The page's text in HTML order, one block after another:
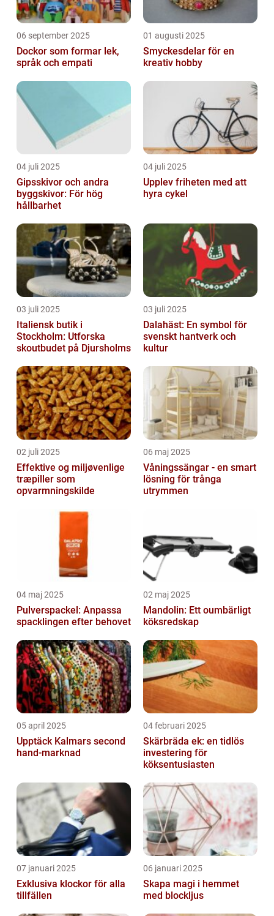
06 september 2025
Dockor som formar lek,
språk och empati
01 augusti 2025
Smyckesdelar för en
kreativ hobby
04 juli 2025
Gipsskivor och andra
byggskivor: För hög
hållbarhet
04 juli 2025
Upplev friheten med att
hyra cykel
03 juli 2025
Italiensk butik i
Stockholm: Utforska
skoutbudet på Djursholms
03 juli 2025
Dalahäst: En symbol för
svenskt hantverk och
kultur
02 juli 2025
Effektive og miljøvenlige
træpiller som
opvarmningskilde
06 maj 2025
Våningssängar - en smart
lösning för trånga
utrymmen
04 maj 2025
Pulverspackel: Anpassa
spacklingen efter behovet
02 maj 2025
Mandolin: Ett oumbärligt
köksredskap
05 april 2025
Upptäck Kalmars second
hand-marknad
04 februari 2025
Skärbräda ek: en tidlös
investering för
köksentusiasten
07 januari 2025
Exklusiva klockor för alla
tillfällen
06 januari 2025
Skapa magi i hemmet
med blockljus